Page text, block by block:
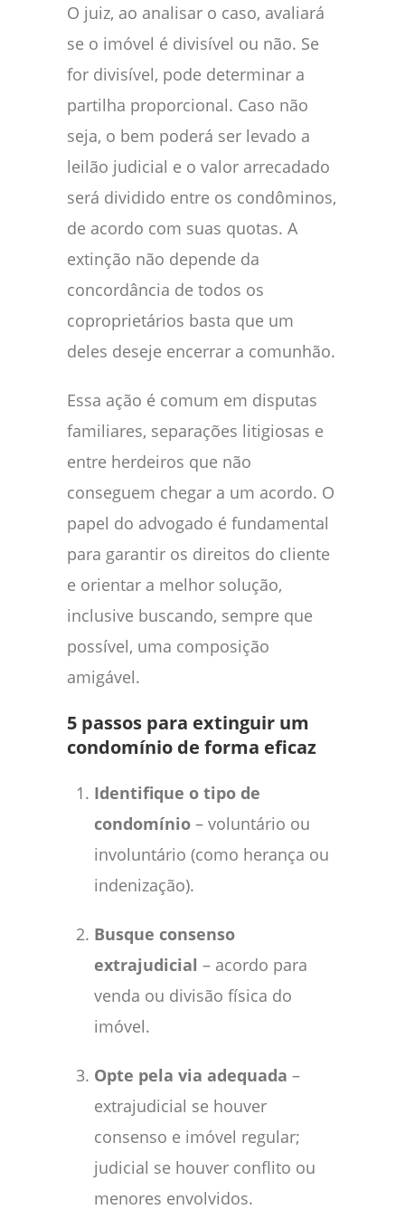
O juiz, ao analisar o caso, avaliará
se o imóvel é divisível ou não. Se
for divisível, pode determinar a
partilha proporcional. Caso não
seja, o bem poderá ser levado a
leilão judicial e o valor arrecadado
será dividido entre os condôminos,
de acordo com suas quotas. A
extinção não depende da
concordância de todos os
coproprietários basta que um
deles deseje encerrar a comunhão.
Essa ação é comum em disputas
familiares, separações litigiosas e
entre herdeiros que não
conseguem chegar a um acordo. O
papel do advogado é fundamental
para garantir os direitos do cliente
e orientar a melhor solução,
inclusive buscando, sempre que
possível, uma composição
amigável.
5 passos para extinguir um
condomínio de forma eficaz
Identifique o tipo de
condomínio – voluntário ou
involuntário (como herança ou
indenização).
Busque consenso
extrajudicial – acordo para
venda ou divisão física do
imóvel.
Opte pela via adequada –
extrajudicial se houver
consenso e imóvel regular;
judicial se houver conflito ou
menores envolvidos.